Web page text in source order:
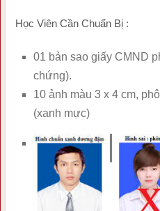
Học Viên Cần Chuẩn Bị :
01 bản sao giấy CMND
chứng).
10 ảnh màu 3 x 4 cm,
(xanh mực)